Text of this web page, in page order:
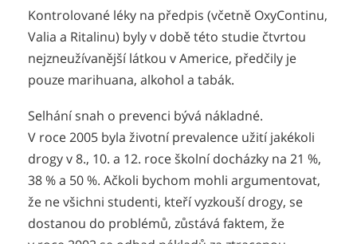
Kontrolované léky na předpis (včetně OxyContinu,
Valia a Ritalinu) byly v době této studie čtvrtou
nejzneužívanější látkou v Americe, předčily je
pouze marihuana, alkohol a tabák.
Selhání snah o prevenci bývá nákladné.
V roce 2005 byla životní prevalence užití jakékoli
drogy v 8., 10. a 12. roce školní docházky na 21 %,
38 % a 50 %. Ačkoli bychom mohli argumentovat,
že ne všichni studenti, kteří vyzkouší drogy, se
dostanou do problémů, zůstává faktem, že